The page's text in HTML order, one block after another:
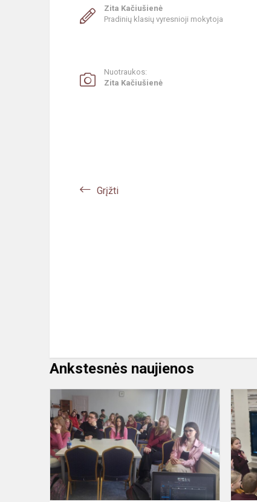
Zita Kačiušienė
Pradinių klasių vyresnioji mokytoja
Nuotraukos:
Zita Kačiušienė
Grįžti
Ankstesnės naujienos
#TŪM.
Paskaita
apie
dirbtinį
intelektą